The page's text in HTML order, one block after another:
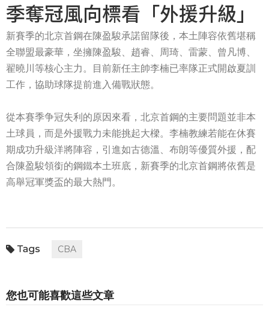
季奪冠風向標看「外援升級」
新賽季的北京首鋼在陳盈駿承諾留隊後，本土陣容依舊堪稱
全聯盟最豪華，坐擁陳盈駿、趙睿、周琦、雷蒙、曾凡博、
翟曉川等核心主力。目前新任主帥李楠已率隊正式開啟夏訓
工作，協助球隊提前進入備戰狀態。
從本賽季争冠失利的原因來看，北京首鋼的主要問題並非本
土球員，而是外援戰力未能挑起大樑。李楠教練若能在休賽
期成功升級洋將陣容，引進如古德溫、布朗等優質外援，配
合陳盈駿領銜的鋼鐵本土班底，新賽季的北京首鋼將依舊是
高舉冠軍獎盃的最大熱門。
CBA
您也可能喜歡這些文章